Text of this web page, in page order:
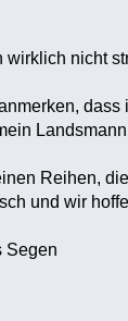
wirklich nicht
Reihen,
und wir
Segen